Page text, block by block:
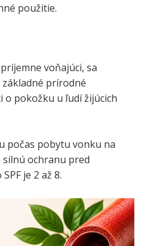
použitie.
voňajúci, sa
prírodné
pokožku u ľudí žijúcich
počas pobytu vonku na
ochranu pred
je 2 až 8.